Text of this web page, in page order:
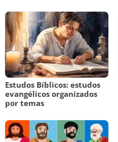
Estudos Bíblicos: estudos
evangélicos organizados
por temas